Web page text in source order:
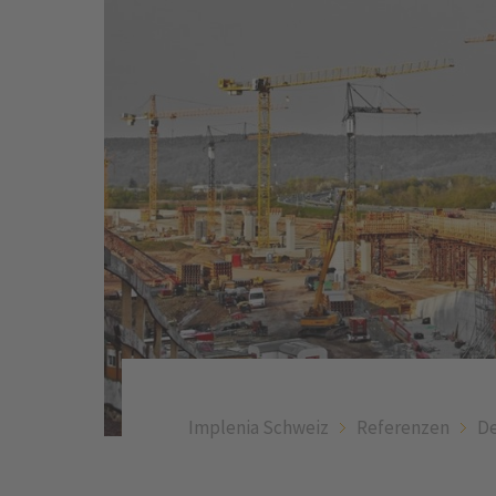
Implenia Schweiz Referenzen